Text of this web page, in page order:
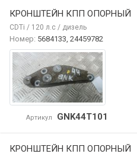
КРОНШТЕЙН КПП ОПОРНЫЙ
CDTi / 120 л.с / дизель
Номер: 5684133, 24459782
Артикул GNK44T101
КРОНШТЕЙН КПП ОПОРНЫЙ